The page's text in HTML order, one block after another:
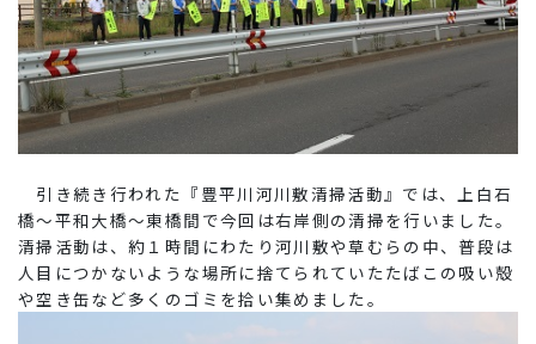
引き続き行われた『豊平川河川敷清掃活動』では、上白石
橋～平和大橋～東橋間で今回は右岸側の清掃を行いました。
清掃活動は、約１時間にわたり河川敷や草むらの中、普段は
人目につかないような場所に捨てられていたたばこの吸い殻
や空き缶など多くのゴミを拾い集めました。